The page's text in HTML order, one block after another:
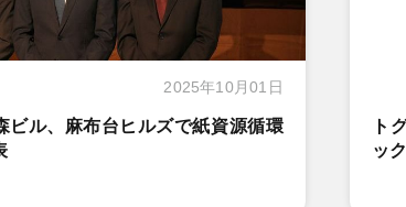
2025年10月01日
ビル、麻布台ヒルズで紙資源循環
ト
ッ